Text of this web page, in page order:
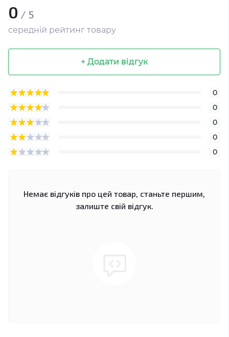
0 / 5
середній рейтинг товару
+ Додати відгук
0
0
0
0
0
Немає відгуків про цей товар, станьте першим,
залиште свій відгук.